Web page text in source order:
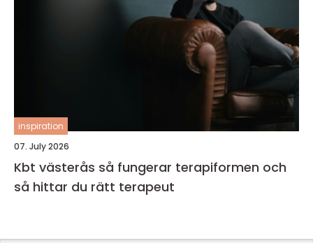
inspiration
07. July 2026
Kbt västerås så fungerar terapiformen och
så hittar du rätt terapeut